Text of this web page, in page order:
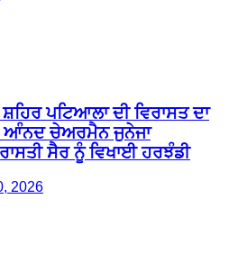
ਪਟਿਆਲਾ ਦੀ ਵਿਰਾਸਤ ਦਾ
ਚੇਅਰਮੈਨ ਜੁਨੇਜਾ
ਸੈਰ ਨੂੰ ਵਿਖਾਈ ਹਰਝੰਡੀ
2026